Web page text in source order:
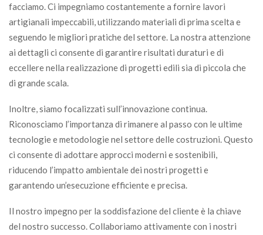
facciamo. Ci impegniamo costantemente a fornire lavori
artigianali impeccabili, utilizzando materiali di prima scelta e
seguendo le migliori pratiche del settore. La nostra attenzione
ai dettagli ci consente di garantire risultati duraturi e di
eccellere nella realizzazione di progetti edili sia di piccola che
di grande scala.
Inoltre, siamo focalizzati sull’innovazione continua.
Riconosciamo l’importanza di rimanere al passo con le ultime
tecnologie e metodologie nel settore delle costruzioni. Questo
ci consente di adottare approcci moderni e sostenibili,
riducendo l’impatto ambientale dei nostri progetti e
garantendo un’esecuzione efficiente e precisa.
Il nostro impegno per la soddisfazione del cliente è la chiave
del nostro successo. Collaboriamo attivamente con i nostri